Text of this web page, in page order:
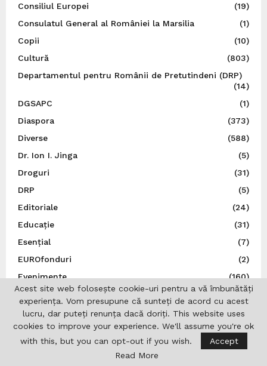
Consiliul Europei
(19)
Consulatul General al României la Marsilia
(1)
Copii
(10)
Cultură
(803)
Departamentul pentru Românii de Pretutindeni (DRP)
(14)
DGSAPC
(1)
Diaspora
(373)
Diverse
(588)
Dr. Ion I. Jinga
(5)
Droguri
(31)
DRP
(5)
Editoriale
(24)
Educație
(31)
Esențial
(7)
EUROfonduri
(2)
Evenimente
(160)
Exclusiv(1,528)
Expo 2025 Osaka
(1)
Expoziție
(9)
Externe
(11)
Acest site web folosește cookie-uri pentru a vă îmbunătăți
experiența. Vom presupune că sunteți de acord cu acest
lucru, dar puteți renunța dacă doriți. This website uses
cookies to improve your experience. We'll assume you're ok
with this, but you can opt-out if you wish.
Accept
Read More